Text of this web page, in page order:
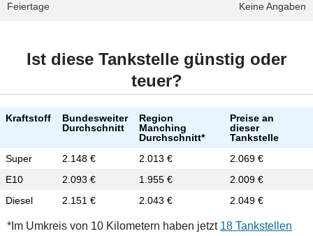
Keine Angaben
Feiertage
Ist diese Tankstelle günstig oder
teuer?
Kraftstoff
Bundesweiter
Durchschnitt
Region
Manching
Durchschnitt*
Preise an
dieser
Tankstelle
Super
2.148 € 2.013 €
2.069 €
E10
2.093 € 1.955 €
2.009 €
Diesel
2.151 € 2.043 € 2.049 €
*Im Umkreis von 10 Kilometern haben jetzt 18 Tankstellen